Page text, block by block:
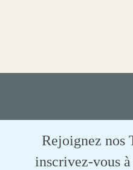
Rejoignez nos
inscrivez-vous